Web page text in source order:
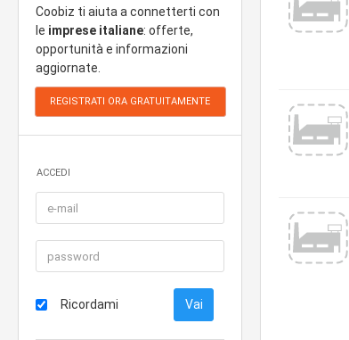
Coobiz ti aiuta a connetterti con
le imprese italiane: offerte,
opportunità e informazioni
aggiornate.
ACCEDI
Ricordami